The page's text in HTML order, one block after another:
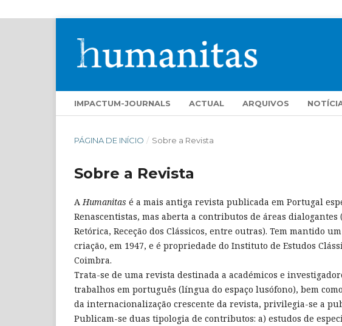
IMPACTUM-JOURNALS ACTUAL ARQUIVOS
PÁGINA DE INÍCIO / Sobre a Revista
Sobre a Revista
AHumanitas é a mais antiga revista publicada em Portugal
Renascentistas, mas aberta a contributos de áreas
Retórica, Receção dos Clássicos, entre outras). Tem mantido
criação, em 1947, e é propriedade do Instituto de Estudos
Coimbra.
Trata-se de uma revista destinada a académicos e
trabalhos em português (língua do espaço lusófono), bem
da internacionalização crescente da revista, privilegia-se a
Publicam-se duas tipologia de contributos: a) estudos de